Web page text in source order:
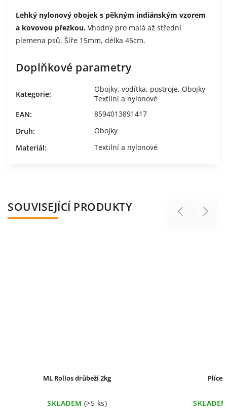
Lehký nylonový obojek s pěkným indiánským vzorem
a kovovou přezkou. Vhodný pro malá až střední
plemena psů. Šíře 15mm, délka 45cm.
Doplňkové parametry
Kategorie:
Obojky, vodítka, postroje, Obojky
Textilní a nylonové
EAN:
8594013891417
Druh:
Obojky
Materiál: Textilní a nylonové
SOUVISEJÍCÍ PRODUKTY Previous
ML Rollos drůbeží 2kg
SKLADEM (>5 ks)
Plíce
Next